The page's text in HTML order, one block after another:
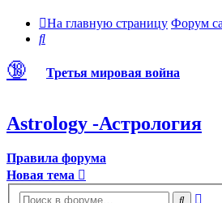
На главную страницу Форум
Поиск
🔞 Третья мировая война
Astrology -Астрология
Правила форума
Новая тема
Поиск